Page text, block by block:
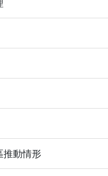
推動情形